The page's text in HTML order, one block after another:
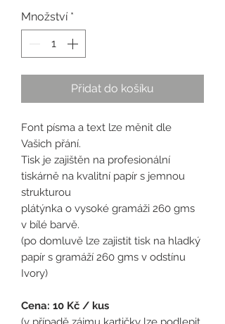
Množství *
Přidat do košíku
Font písma a text lze měnit dle
Vašich přání.
Tisk je zajištěn na profesionální
tiskárně na kvalitní papír s jemnou
strukturou
plátýnka o vysoké gramáži 260 gms
v bílé barvě.
(po domluvě lze zajistit tisk na hladký
papír s gramáží 260 gms v odstínu
Ivory)
Cena: 10 Kč / kus